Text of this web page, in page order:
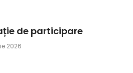
de participare
2026